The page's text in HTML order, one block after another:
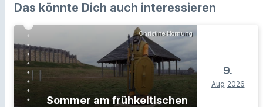
Das könnte Dich auch interessieren
Christine Hornung
Sommer am frühkeltischen
9.
Aug 2026